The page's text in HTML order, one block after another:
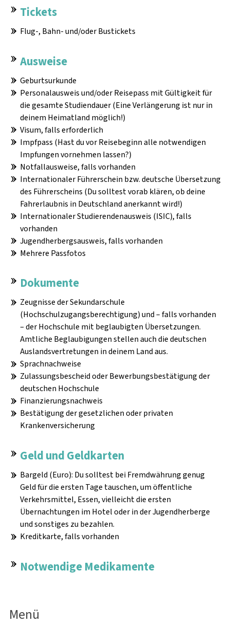
Tickets
Flug-, Bahn- und/oder Bustickets
Ausweise
Geburtsurkunde
Personalausweis und/oder Reisepass mit Gültigkeit für
die gesamte Studiendauer (Eine Verlängerung ist nur in
deinem Heimatland möglich!)
Visum, falls erforderlich
Impfpass (Hast du vor Reisebeginn alle notwendigen
Impfungen vornehmen lassen?)
Notfallausweise, falls vorhanden
Internationaler Führerschein bzw. deutsche Übersetzung
des Führerscheins (Du solltest vorab klären, ob deine
Fahrerlaubnis in Deutschland anerkannt wird!)
Internationaler Studierendenausweis (ISIC), falls
vorhanden
Jugendherbergsausweis, falls vorhanden
Mehrere Passfotos
Dokumente
Zeugnisse der Sekundarschule
(Hochschulzugangsberechtigung) und – falls vorhanden
– der Hochschule mit beglaubigten Übersetzungen.
Amtliche Beglaubigungen stellen auch die deutschen
Auslandsvertretungen in deinem Land aus.
Sprachnachweise
Zulassungsbescheid oder Bewerbungsbestätigung der
deutschen Hochschule
Finanzierungsnachweis
Bestätigung der gesetzlichen oder privaten
Krankenversicherung
Geld und Geldkarten
Bargeld (Euro): Du solltest bei Fremdwährung genug
Geld für die ersten Tage tauschen, um öffentliche
Verkehrsmittel, Essen, vielleicht die ersten
Übernachtungen im Hotel oder in der Jugendherberge
und sonstiges zu bezahlen.
Kreditkarte, falls vorhanden
Notwendige Medikamente
Menü